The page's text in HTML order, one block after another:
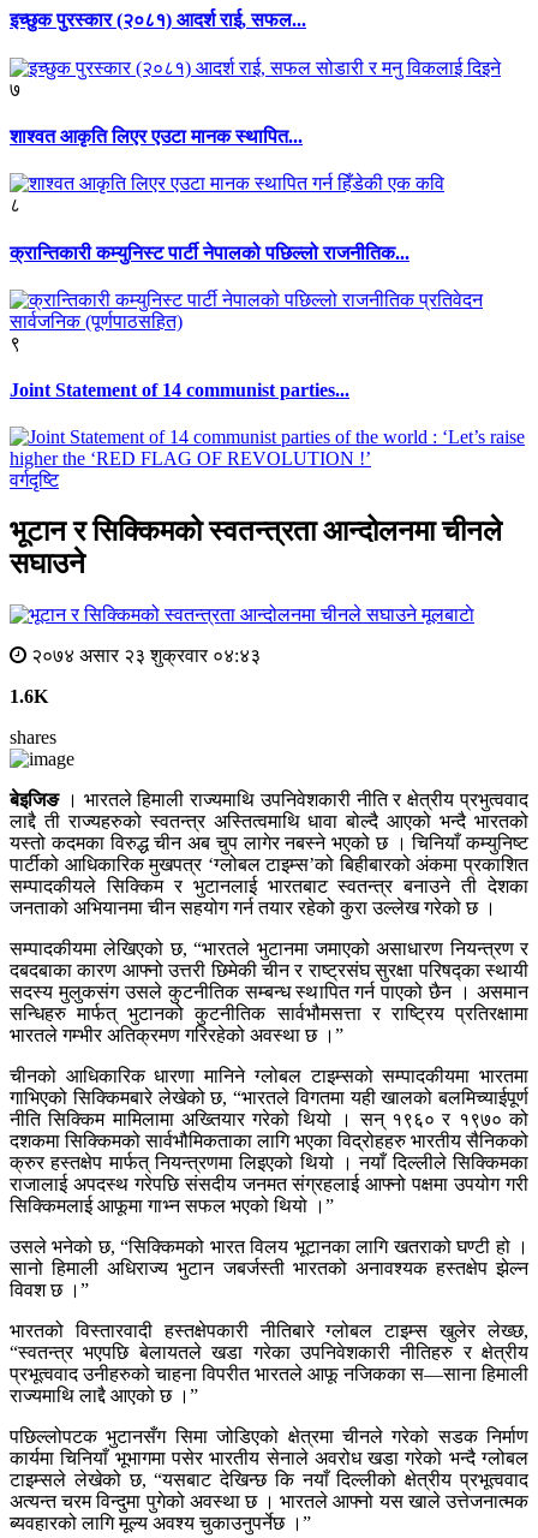
इच्छुक पुरस्कार (२०८१) आदर्श राई, सफल...
७
शाश्वत आकृति लिएर एउटा मानक स्थापित...
८
क्रान्तिकारी कम्युनिस्ट पार्टी नेपालको पछिल्लो राजनीतिक...
९
Joint Statement of 14 communist parties...
वर्गदृष्टि
भूटान र सिक्किमको स्वतन्त्रता आन्दोलनमा चीनले
सघाउने
मूलबाटाे
२०७४ असार २३ शुक्रवार ०४:४३
1.6K
shares
बेइजिङ। भारतले हिमाली राज्यमाथि उपनिवेशकारी नीति र क्षेत्रीय प्रभुत्ववाद
लाद्दै ती राज्यहरुको स्वतन्त्र अस्तित्वमाथि धावा बोल्दै आएको भन्दै भारतको
यस्तो कदमका विरुद्ध चीन अब चुप लागेर नबस्ने भएको छ । चिनियाँ कम्युनिष्ट
पार्टीको आधिकारिक मुखपत्र ‘ग्लोबल टाइम्स’को बिहीबारको अंकमा प्रकाशित
सम्पादकीयले सिक्किम र भुटानलाई भारतबाट स्वतन्त्र बनाउने ती देशका
जनताको अभियानमा चीन सहयोग गर्न तयार रहेको कुरा उल्लेख गरेको छ ।
सम्पादकीयमा लेखिएको छ, “भारतले भुटानमा जमाएको असाधारण नियन्त्रण र
दबदबाका कारण आफ्नो उत्तरी छिमेकी चीन र राष्ट्रसंघ सुरक्षा परिषद्का स्थायी
सदस्य मुलुकसंग उसले कुटनीतिक सम्बन्ध स्थापित गर्न पाएको छैन । असमान
सन्धिहरु मार्फत् भुटानको कुटनीतिक सार्वभौमसत्ता र राष्ट्रिय प्रतिरक्षामा
भारतले गम्भीर अतिक्रमण गरिरहेको अवस्था छ ।”
चीनको आधिकारिक धारणा मानिने ग्लोबल टाइम्सको सम्पादकीयमा भारतमा
गाभिएको सिक्किमबारे लेखेको छ, “भारतले विगतमा यही खालको बलमिच्याईपूर्ण
नीति सिक्किम मामिलामा अख्तियार गरेको थियो । सन् १९६० र १९७० को
दशकमा सिक्किमको सार्वभौमिकताका लागि भएका विद्रोहहरु भारतीय सैनिकको
क्रुर हस्तक्षेप मार्फत् नियन्त्रणमा लिइएको थियो । नयाँ दिल्लीले सिक्किमका
राजालाई अपदस्थ गरेपछि संसदीय जनमत संग्रहलाई आफ्नो पक्षमा उपयोग गरी
सिक्किमलाई आफूमा गाभ्न सफल भएको थियो ।”
उसले भनेको छ, “सिक्किमको भारत विलय भूटानका लागि खतराको घण्टी हो ।
सानो हिमाली अधिराज्य भुटान जबर्जस्ती भारतको अनावश्यक हस्तक्षेप झेल्न
विवश छ ।”
भारतको विस्तारवादी हस्तक्षेपकारी नीतिबारे ग्लोबल टाइम्स खुलेर लेख्छ,
“स्वतन्त्र भएपछि बेलायतले खडा गरेका उपनिवेशकारी नीतिहरु र क्षेत्रीय
प्रभूत्ववाद उनीहरुको चाहना विपरीत भारतले आफू नजिकका स—साना हिमाली
राज्यमाथि लाद्दै आएको छ ।”
पछिल्लोपटक भुटानसँग सिमा जोडिएको क्षेत्रमा चीनले गरेको सडक निर्माण
कार्यमा चिनियाँ भूभागमा पसेर भारतीय सेनाले अवरोध खडा गरेको भन्दै ग्लोबल
टाइम्सले लेखेको छ, “यसबाट देखिन्छ कि नयाँ दिल्लीको क्षेत्रीय प्रभूत्ववाद
अत्यन्त चरम विन्दुमा पुगेको अवस्था छ । भारतले आफ्नो यस खाले उत्तेजनात्मक
ब्यवहारको लागि मूल्य अवश्य चुकाउनुपर्नेछ ।”